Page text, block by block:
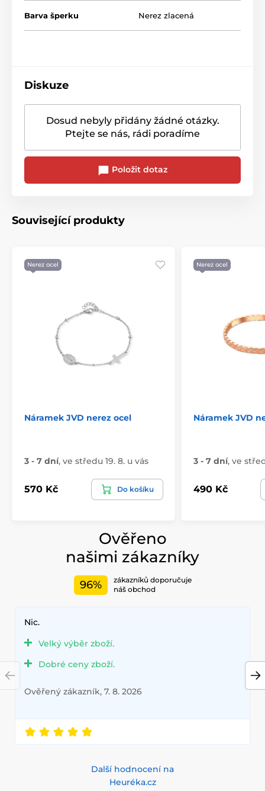
Barva šperku Nerez zlacená
Diskuze
Dosud nebyly přidány žádné otázky.
Ptejte se nás, rádi poradíme
Položit dotaz
Související produkty
Nerez ocel
Náramek JVD nerez ocel
3 - 7 dní, ve středu 19. 8. u vás
570 Kč Do košíku
Nerez ocel
Náramek JVD
3 - 7 dní, ve
490 Kč
Ověřeno
našimi zákazníky
96%
zákazníků doporučuje
náš obchod
Nic.
Velký výběr zboží.
Dobré ceny zboží.
Ověřený zákazník, 7. 8. 2026
Další hodnocení na
Heuréka.cz